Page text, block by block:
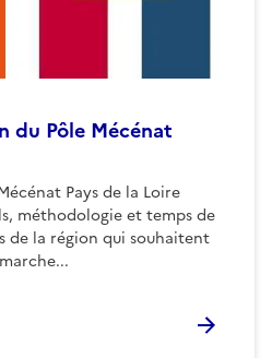
du Pôle Mécénat
Pays de la Loire
méthodologie et temps de
de la région qui souhaitent